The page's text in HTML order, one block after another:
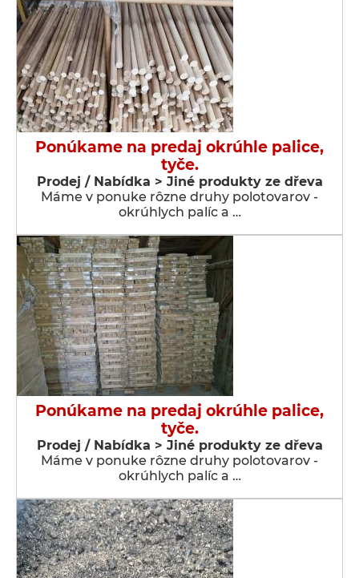
Ponúkame na predaj okrúhle palice,
tyče.
Prodej / Nabídka > Jiné produkty ze dřeva
Máme v ponuke rôzne druhy polotovarov -
okrúhlych palíc a …
Ponúkame na predaj okrúhle palice,
tyče.
Prodej / Nabídka > Jiné produkty ze dřeva
Máme v ponuke rôzne druhy polotovarov -
okrúhlych palíc a …